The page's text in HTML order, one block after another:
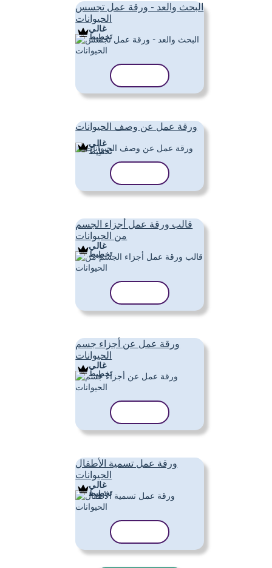
البحث والعد - ورقة عمل تجسس
الحيوانات
غالي
تَخطِيط
ورقة عمل عن وصف الحيوانات
غالي
تَخطِيط
قالب ورقة عمل أجزاء الجسم
من الحيوانات
غالي
تَخطِيط
ورقة عمل عن أجزاء جسم
الحيوانات
غالي
تَخطِيط
ورقة عمل تسمية الأطفال
الحيوانات
غالي
تَخطِيط